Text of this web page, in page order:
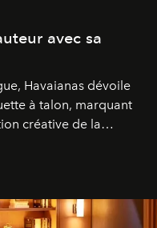
avec sa
Havaianas dévoile
à talon, marquant
créative de la